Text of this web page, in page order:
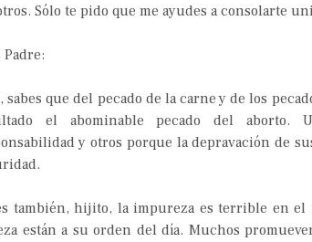
Sólo te pido que me ayudes a consolarte
Padre:
sabes que del pecado de la carne y de los
el abominable pecado del aborto.
y otros porque la depravación de
también, hijito, la impureza es terrible en el
están a su orden del día. Muchos